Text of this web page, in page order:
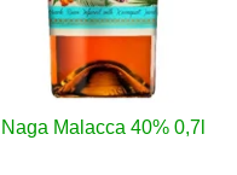
Naga Malacca 40% 0,7l